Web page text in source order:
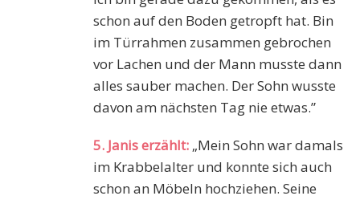
schon auf den Boden getropft hat. Bin
im Türrahmen zusammen gebrochen
vor Lachen und der Mann musste dann
alles sauber machen. Der Sohn wusste
davon am nächsten Tag nie etwas.”
5. Janis erzählt: „Mein Sohn war damals
im Krabbelalter und konnte sich auch
schon an Möbeln hochziehen. Seine